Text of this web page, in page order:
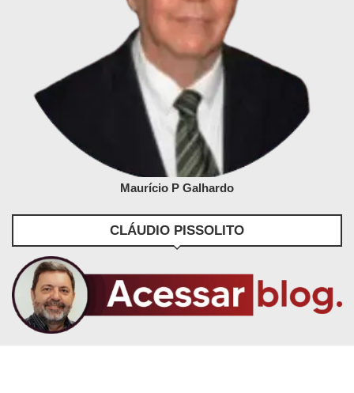
Maurício P Galhardo
CLÁUDIO PISSOLITO